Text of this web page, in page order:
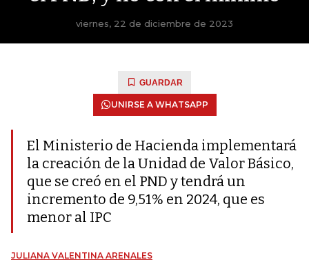
viernes, 22 de diciembre de 2023
GUARDAR
UNIRSE A WHATSAPP
El Ministerio de Hacienda implementará
la creación de la Unidad de Valor Básico,
que se creó en el PND y tendrá un
incremento de 9,51% en 2024, que es
menor al IPC
JULIANA VALENTINA ARENALES